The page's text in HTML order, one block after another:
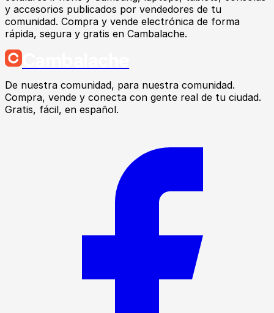
y accesorios publicados por vendedores de tu
comunidad. Compra y vende electrónica de forma
rápida, segura y gratis en Cambalache.
De nuestra comunidad, para nuestra comunidad.
Compra, vende y conecta con gente real de tu ciudad.
Gratis, fácil, en español.